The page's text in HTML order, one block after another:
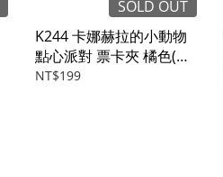
SOLD OUT
K244 卡娜赫拉的小動物
點心派對 票卡夾 橘色(飯
糰)
NT$199